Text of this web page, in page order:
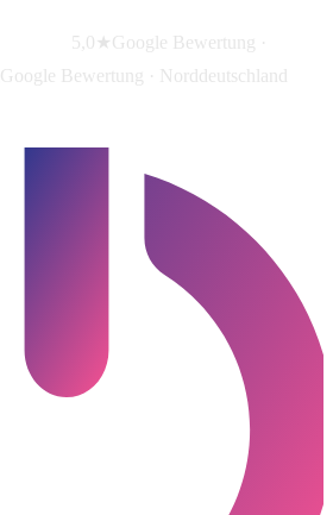
5,0★Google Bewertung ·
Google Bewertung · Norddeutschland